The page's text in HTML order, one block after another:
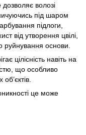
волозі
під шаром
підлоги,
від утворення цвілі,
руйнування основи.
цілісність навіть на
що особливо
це може